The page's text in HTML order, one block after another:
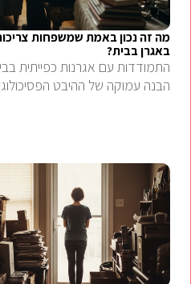
מה זה נכון באמת שמשפחות
באגרן בבית?
התמודדות עם אגרנות כפייתית
הבנה עמוקה של ההיבט